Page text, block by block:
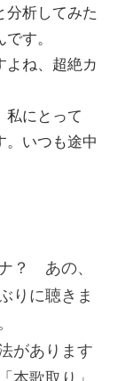
分析してみた
す。
よね、超絶カ
私にとって
。いつも途中
？ あの、
りに聴きま
があります